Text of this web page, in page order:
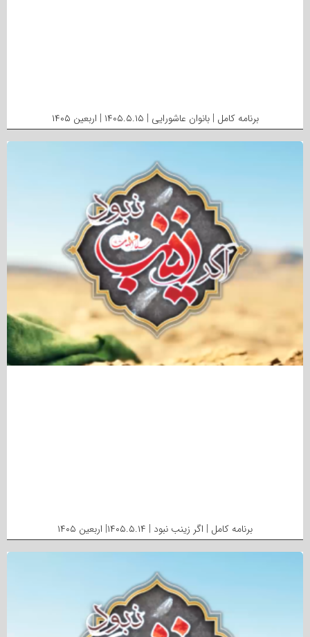
برنامه کامل | بانوان عاشورایی | ۱۴۰۵.۵.۱۵ | اربعین ۱۴۰۵
برنامه کامل | اگر زینب نبود | ۱۴۰۵.۵.۱۴| اربعین ۱۴۰۵